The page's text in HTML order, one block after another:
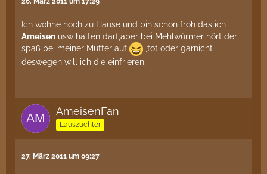
Ich wohne noch zu Hause und bin schon froh das ich
Ameisen usw halten darf,aber bei Mehlwürmer hört der
spaß bei meiner Mutter auf
,tot oder garnicht
deswegen will ich die einfrieren.
AmeisenFan
Lauszüchter
27. März 2011 um 09:27